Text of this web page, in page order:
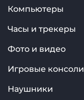
Компьютеры
Часы и трекеры
Фото и видео
Игровые консоли
Наушники